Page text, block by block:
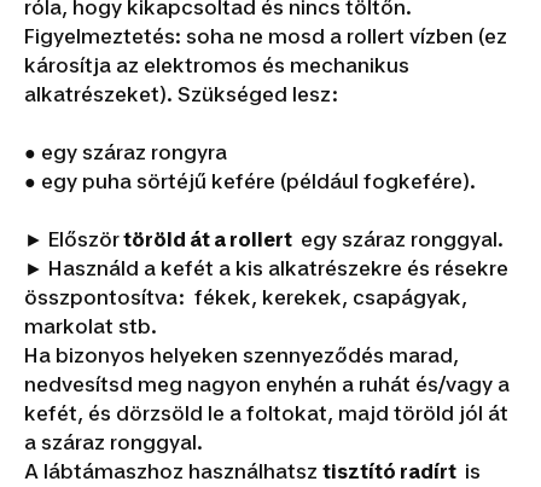
róla, hogy kikapcsoltad és nincs töltőn.
Figyelmeztetés: soha ne mosd a rollert vízben (ez
károsítja az elektromos és mechanikus
alkatrészeket). Szükséged lesz:
● egy száraz rongyra
● egy puha sörtéjű kefére (például fogkefére).
► Előszörtöröld át a rollert egy száraz ronggyal.
► Használd a kefét a kis alkatrészekre és résekre
összpontosítva: fékek, kerekek, csapágyak,
markolat stb.
Ha bizonyos helyeken szennyeződés marad,
nedvesítsd meg nagyon enyhén a ruhát és/vagy a
kefét, és dörzsöld le a foltokat, majd töröld jól át
a száraz ronggyal.
A lábtámaszhoz használhatsz tisztító radírt is